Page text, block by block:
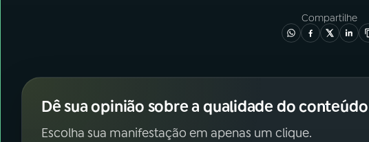
Compartilhe
Dê sua opinião sobre a qualidade do
Escolha sua manifestação em apenas um clique.